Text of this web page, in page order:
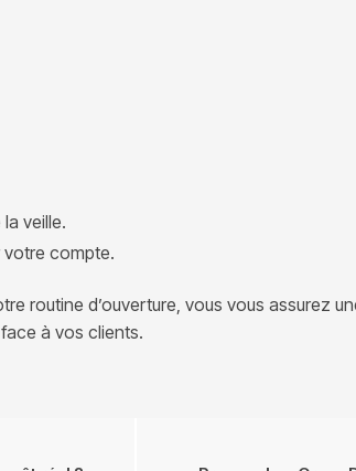
veille.
votre compte.
routine d’ouverture, vous vous assurez
à vos clients.